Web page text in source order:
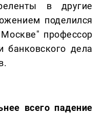
в другие
поделился
профессор
банковского дела
всего падение